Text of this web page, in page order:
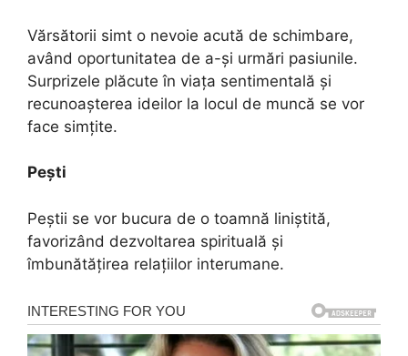
Vărsătorii simt o nevoie acută de schimbare,
având oportunitatea de a-și urmări pasiunile.
Surprizele plăcute în viața sentimentală și
recunoașterea ideilor la locul de muncă se vor
face simțite.
Pești
Peștii se vor bucura de o toamnă liniștită,
favorizând dezvoltarea spirituală și
îmbunătățirea relațiilor interumane.